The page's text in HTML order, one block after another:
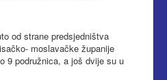
od strane predsjedništva
moslavačke županije
9 podružnica, a još dvije su u